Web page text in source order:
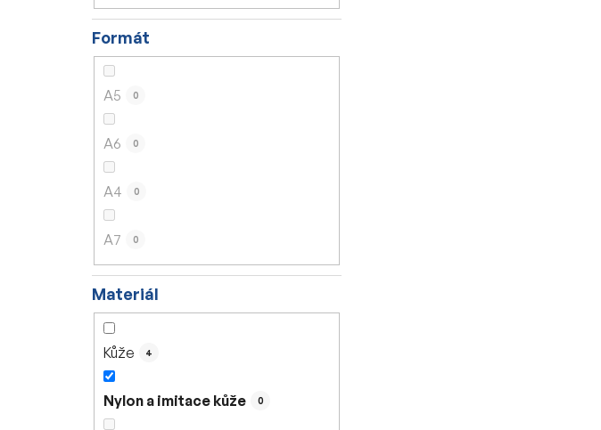
Formát
A5 0
A6 0
A4 0
A7 0
Materiál
Kůže 4
Nylon a imitace kůže 0